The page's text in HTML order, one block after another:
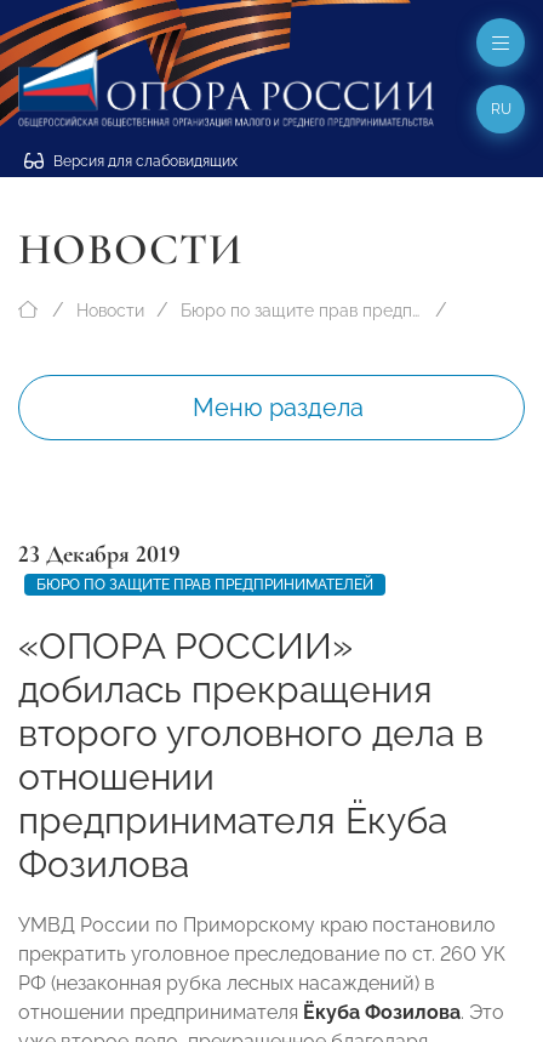
Версия для слабовидящих
RU
НОВОСТИ
Новости Бюро по защите прав предпринимателей
Меню раздела
23 Декабря 2019
БЮРО ПО ЗАЩИТЕ ПРАВ ПРЕДПРИНИМАТЕЛЕЙ
«ОПОРА РОССИИ»
добилась прекращения
второго уголовного дела в
отношении
предпринимателя Ёкуба
Фозилова
УМВД России по Приморскому краю постановило
прекратить уголовное преследование по ст. 260 УК
РФ (незаконная рубка лесных насаждений) в
отношении предпринимателя Ёкуба Фозилова. Это